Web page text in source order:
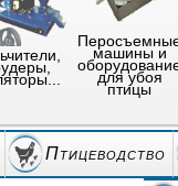
машины и
для убоя
птицы
Птицеводство